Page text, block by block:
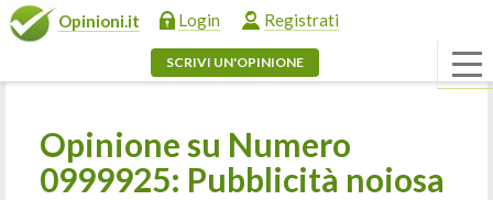
Opinioni.it Login Registrati
SCRIVI UN'OPINIONE
Opinione su Numero
0999925: Pubblicità noiosa